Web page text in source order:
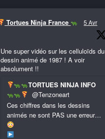
Tortues Ninja France 5 Avr
Une super vidéo sur les celluloïds du
dessin animé de 1987 ! A voir
absolument !!
TORTUES NINJA INFO
@Tenzoneart
Ces chiffres dans les dessins
animés ne sont PAS une erreur…